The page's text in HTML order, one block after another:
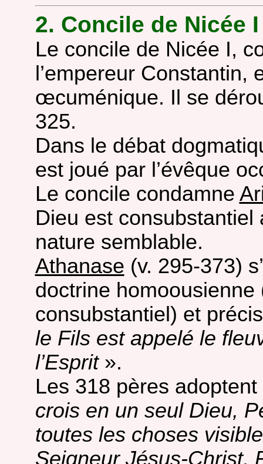
2. Concile de Nicée I
Le concile de Nicée I,
l’empereur Constantin,
œcuménique. Il se
325.
Dans le débat
est joué par l’évêque
Le concile condamne
Dieu est
nature semblable.
Athanase (v. 295-373)
doctrine
consubstantiel) et
le Fils est appelé le
l’Esprit».
Les 318 pères
crois en un seul Dieu,
toutes les choses
Seigneur Jésus-Christ,